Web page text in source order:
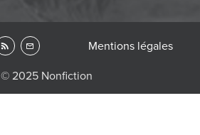
© 2025 Nonfiction
Mentions légales